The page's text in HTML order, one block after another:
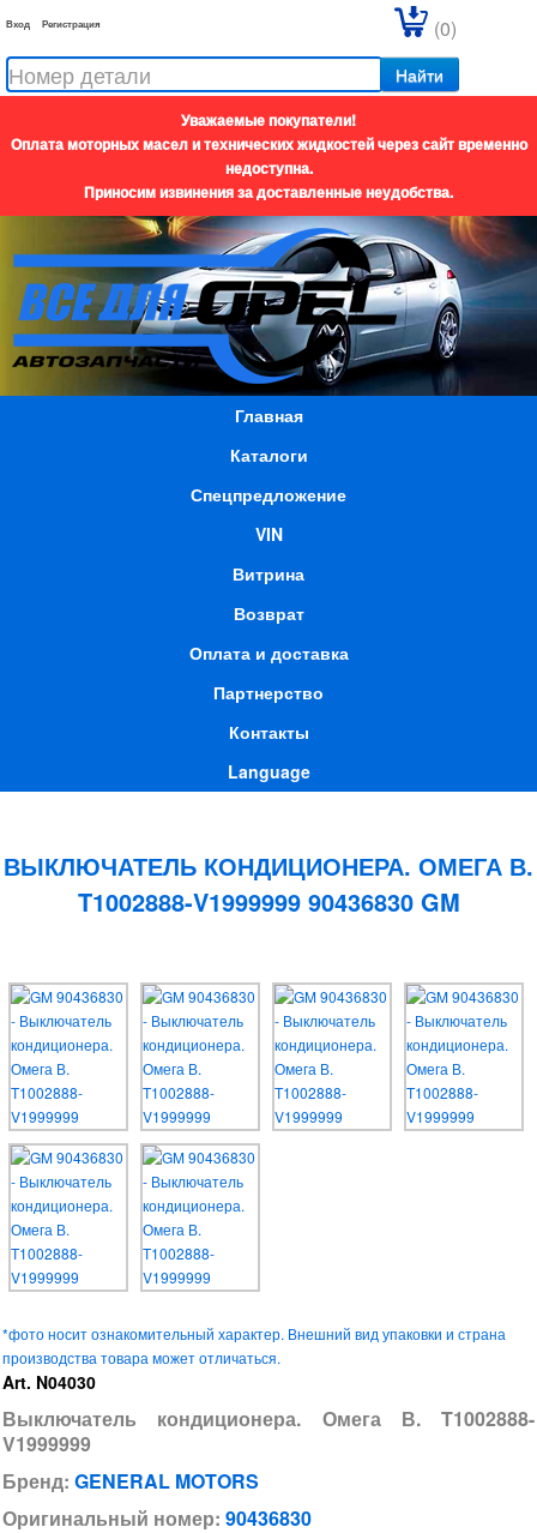
Вход Регистрация
Найти
(0)
Уважаемые покупатели!
Оплата моторных масел и технических жидкостей через сайт временно
недоступна.
Приносим извинения за доставленные неудобства.
Главная
Каталоги
Спецпредложение
VIN
Витрина
Возврат
Оплата и доставка
Партнерство
Контакты
Language
ВЫКЛЮЧАТЕЛЬ КОНДИЦИОНЕРА. ОМЕГА В.
T1002888-V1999999 90436830 GM
*фото носит ознакомительный характер. Внешний вид упаковки и страна
производства товара может отличаться.
Art. N04030
Выключатель кондиционера. Омега В. T1002888-
V1999999
Бренд: GENERAL MOTORS
Оригинальный номер: 90436830